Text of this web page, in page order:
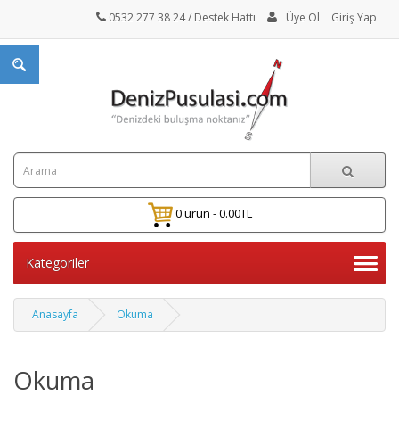
0532 277 38 24/ Destek Hattı Üye Ol Giriş Yap
0 ürün - 0.00TL
Kategoriler
Anasayfa Okuma
Okuma